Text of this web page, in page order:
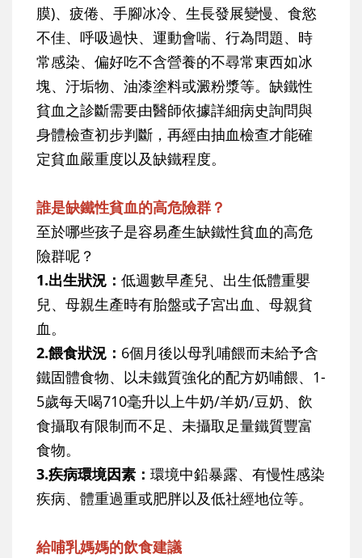
膜)、疲倦、手腳冰冷、生長發展變慢、食慾
不佳、呼吸過快、運動會喘、行為問題、時
常感染、偏好吃不含營養的不尋常東西如冰
塊、汙垢物、油漆塗料或澱粉漿等。缺鐵性
貧血之診斷需要由醫師依據詳細病史詢問與
身體檢查初步判斷，再經由抽血檢查才能確
定貧血嚴重度以及缺鐵程度。
誰是缺鐵性貧血的高危險群？
至於哪些孩子是容易產生缺鐵性貧血的高危
險群呢？
1.出生狀況： 低週數早產兒、出生低體重嬰
兒、母親生產時有胎盤或子宮出血、母親貧
血。
2.餵食狀況： 6個月後以母乳哺餵而未給予含
鐵固體食物、以未鐵質強化的配方奶哺餵、1-
5歲每天喝710毫升以上牛奶/羊奶/豆奶、飲
食攝取有限制而不足、未攝取足量鐵質豐富
食物。
3.疾病環境因素： 環境中鉛暴露、有慢性感染
疾病、體重過重或肥胖以及低社經地位等。
給哺乳媽媽的飲食建議